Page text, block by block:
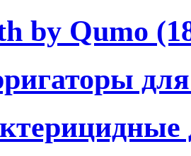
by Qumo